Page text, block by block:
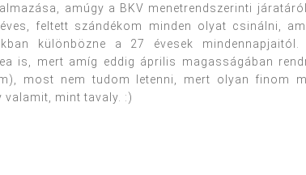
amúgy a BKV menetrendszerinti
feltett szándékom minden olyat csinálni,
különbözne a 27 évesek
is, mert amíg eddig április magasságában
most nem tudom letenni, mert olyan finom
mint tavaly. :)